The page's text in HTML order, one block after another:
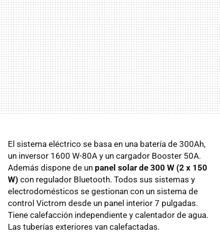
El sistema eléctrico se basa en una batería de 300Ah,
un inversor 1600 W-80A y un cargador Booster 50A.
Además dispone de un panel solar de 300 W (2 x 150
W) con regulador Bluetooth. Todos sus sistemas y
electrodomésticos se gestionan con un sistema de
control Victrom desde un panel interior 7 pulgadas.
Tiene calefacción independiente y calentador de agua.
Las tuberías exteriores van calefactadas.